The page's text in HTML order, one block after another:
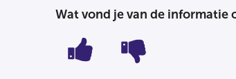
Wat vond je van de informatie